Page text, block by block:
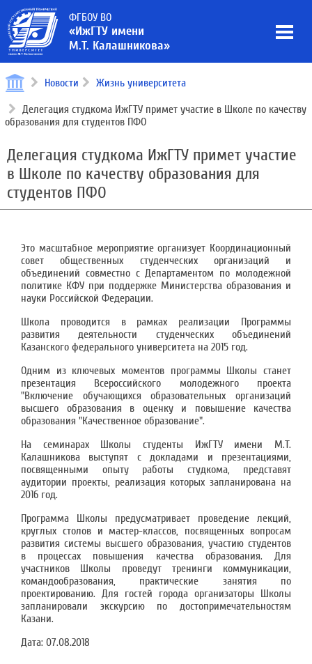
ФГБОУ ВО
«ИжГТУ имени
М.Т. Калашникова»
Новости Жизнь университета
Делегация студкома ИжГТУ примет участие в Школе по качеству
образования для студентов ПФО
Делегация студкома ИжГТУ примет участие
в Школе по качеству образования для
студентов ПФО
Это масштабное мероприятие организует Координационный
совет общественных студенческих организаций и
объединений совместно с Департаментом по молодежной
политике КФУ при поддержке Министерства образования и
науки Российской Федерации.
Школа проводится в рамках реализации Программы
развития деятельности студенческих объединений
Казанского федерального университета на 2015 год.
Одним из ключевых моментов программы Школы станет
презентация Всероссийского молодежного проекта
"Включение обучающихся образовательных организаций
высшего образования в оценку и повышение качества
образования "Качественное образование".
На семинарах Школы студенты ИжГТУ имени М.Т.
Калашникова выступят с докладами и презентациями,
посвященными опыту работы студкома, представят
аудитории проекты, реализация которых запланирована на
2016 год.
Программа Школы предусматривает проведение лекций,
круглых столов и мастер-классов, посвященных вопросам
развития системы высшего образования, участию студентов
в процессах повышения качества образования. Для
участников Школы проведут тренинги коммуникации,
командообразования, практические занятия по
проектированию. Для гостей города организаторы Школы
запланировали экскурсию по достопримечательностям
Казани.
Дата: 07.08.2018